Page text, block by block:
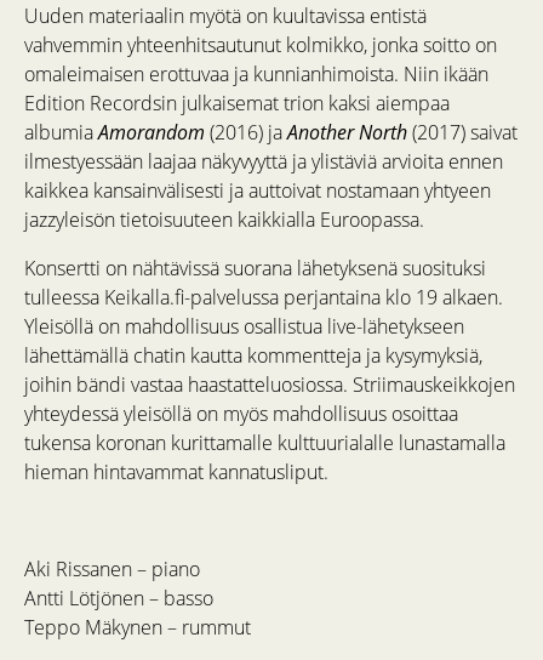
Uuden materiaalin myötä on kuultavissa entistä
vahvemmin yhteenhitsautunut kolmikko, jonka soitto on
omaleimaisen erottuvaa ja kunnianhimoista. Niin ikään
Edition Recordsin julkaisemat trion kaksi aiempaa
albumiaAmorandom (2016) jaAnother North(2017) saivat
ilmestyessään laajaa näkyvyyttä ja ylistäviä arvioita ennen
kaikkea kansainvälisesti ja auttoivat nostamaan yhtyeen
jazzyleisön tietoisuuteen kaikkialla Euroopassa.
Konsertti on nähtävissä suorana lähetyksenä suosituksi
tulleessa Keikalla.fi-palvelussa perjantaina klo 19 alkaen.
Yleisöllä on mahdollisuus osallistua live-lähetykseen
lähettämällä chatin kautta kommentteja ja kysymyksiä,
joihin bändi vastaa haastatteluosiossa. Striimauskeikkojen
yhteydessä yleisöllä on myös mahdollisuus osoittaa
tukensa koronan kurittamalle kulttuurialalle lunastamalla
hieman hintavammat kannatusliput.
Aki Rissanen – piano
Antti Lötjönen – basso
Teppo Mäkynen – rummut